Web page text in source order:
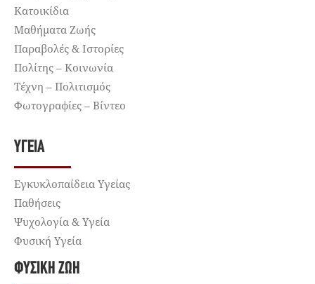
Κατοικίδια
Μαθήματα Ζωής
Παραβολές & Ιστορίες
Πολίτης – Κοινωνία
Τέχνη – Πολιτισμός
Φωτογραφίες – Βίντεο
ΥΓΕΊΑ
Εγκυκλοπαίδεια Υγείας
Παθήσεις
Ψυχολογία & Υγεία
Φυσική Υγεία
ΦΥΣΙΚΉ ΖΩΉ